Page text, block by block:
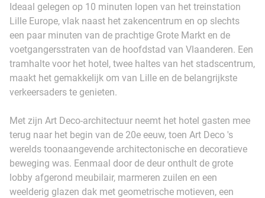
Ideaal gelegen op 10 minuten lopen van het treinstation
Lille Europe, vlak naast het zakencentrum en op slechts
een paar minuten van de prachtige Grote Markt en de
voetgangersstraten van de hoofdstad van Vlaanderen. Een
tramhalte voor het hotel, twee haltes van het stadscentrum,
maakt het gemakkelijk om van Lille en de belangrijkste
verkeersaders te genieten.
Met zijn Art Deco-architectuur neemt het hotel gasten mee
terug naar het begin van de 20e eeuw, toen Art Deco 's
werelds toonaangevende architectonische en decoratieve
beweging was. Eenmaal door de deur onthult de grote
lobby afgerond meubilair, marmeren zuilen en een
weelderig glazen dak met geometrische motieven, een